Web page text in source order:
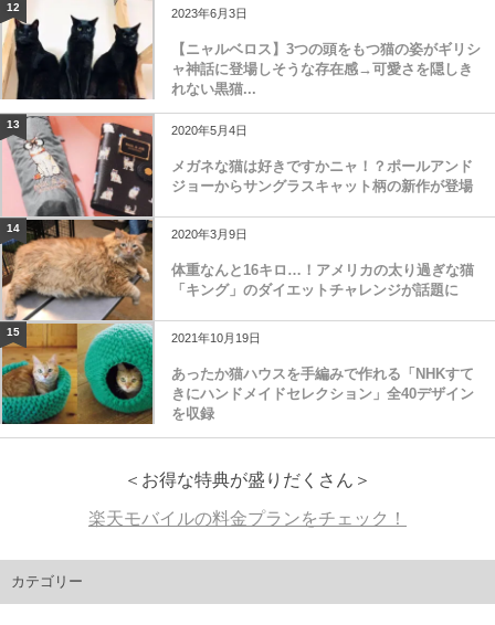
12 2023年6月3日
【ニャルベロス】3つの頭をもつ猫の姿がギリシ
ャ神話に登場しそうな存在感→可愛さを隠しき
れない黒猫...
13 2020年5月4日
メガネな猫は好きですかニャ！？ポールアンド
ジョーからサングラスキャット柄の新作が登場
14 2020年3月9日
体重なんと16キロ…！アメリカの太り過ぎな猫
「キング」のダイエットチャレンジが話題に
15 2021年10月19日
あったか猫ハウスを手編みで作れる「NHKすて
きにハンドメイドセレクション」全40デザイン
を収録
＜お得な特典が盛りだくさん＞
楽天モバイルの料金プランをチェック！
カテゴリー